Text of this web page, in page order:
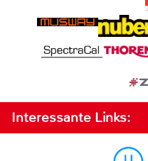
Interessante Links: